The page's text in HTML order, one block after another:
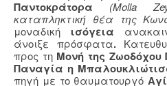
Παντοκράτορα (Molla
καταπληκτική θέα της
μοναδική ισόγεια
άνοιξε πρόσφατα.
προς τη Μονή της
Παναγία η
πηγή με το θαυματουργό